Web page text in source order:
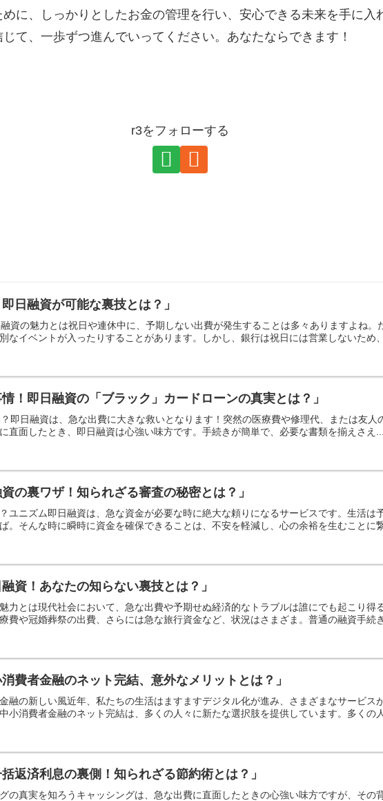
に、しっかりとしたお金の管理を行い、安心できる未来を手に入
て、一歩ずつ進んでいってください。あなたならできます！
r3をフォローする
日融資が可能な裏技とは？」
資の魅力とは祝日や連休中に、予期しない出費が発生することは多々ありますよね。
なイベントが入ったりすることがあります。しかし、銀行は祝日には営業しないため、
情！即日融資の「ブラック」カードローンの真実とは？」
即日融資は、急な出費に大きな救いとなります！突然の医療費や修理代、または友人
直面したとき、即日融資は心強い味方です。手続きが簡単で、必要な書類を揃えさえ...
資の裏ワザ！知られざる審査の秘密とは？」
ユニズム即日融資は、急な資金が必要な時に絶大な頼りになるサービスです。生活は
。そんな時に瞬時に資金を確保できることは、不安を軽減し、心の余裕を生むことに
融資！あなたの知らない裏技とは？」
力とは現代社会において、急な出費や予期せぬ経済的なトラブルは誰にでも起こり得
費や冠婚葬祭の出費、さらには急な旅行資金など、状況はさまざま。普通の融資手続
消費者金融のネット完結、意外なメリットとは？」
融の新しい風近年、私たちの生活はますますデジタル化が進み、さまざまなサービス
小消費者金融のネット完結は、多くの人々に新たな選択肢を提供しています。多くの
括返済利息の裏側！知られざる節約術とは？」
の真実を知ろうキャッシングは、急な出費に直面したときの心強い味方ですが、その